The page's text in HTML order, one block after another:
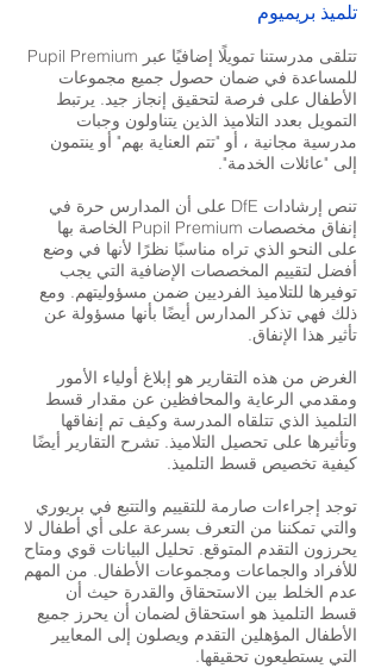
تلميذ بريميوم
تتلقى مدرستنا تمويلًا إضافيًا عبر Pupil Premium
للمساعدة في ضمان حصول جميع مجموعات
الأطفال على فرصة لتحقيق إنجاز جيد. يرتبط
التمويل بعدد التلاميذ الذين يتناولون وجبات
مدرسية مجانية ، أو "تتم العناية بهم" أو ينتمون
إلى "عائلات الخدمة".
تنص إرشادات DfE على أن المدارس حرة في
إنفاق مخصصات Pupil Premium الخاصة بها
على النحو الذي تراه مناسبًا نظرًا لأنها في وضع
أفضل لتقييم المخصصات الإضافية التي يجب
توفيرها للتلاميذ الفرديين ضمن مسؤوليتهم. ومع
ذلك فهي تذكر المدارس أيضًا بأنها مسؤولة عن
تأثير هذا الإنفاق.
الغرض من هذه التقارير هو إبلاغ أولياء الأمور
ومقدمي الرعاية والمحافظين عن مقدار قسط
التلميذ الذي تتلقاه المدرسة وكيف تم إنفاقها
وتأثيرها على تحصيل التلاميذ. تشرح التقارير أيضًا
كيفية تخصيص قسط التلميذ.
توجد إجراءات صارمة للتقييم والتتبع في بريوري
والتي تمكننا من التعرف بسرعة على أي أطفال لا
يحرزون التقدم المتوقع. تحليل البيانات قوي ومتاح
للأفراد والجماعات ومجموعات الأطفال. من المهم
عدم الخلط بين الاستحقاق والقدرة حيث أن
قسط التلميذ هو استحقاق لضمان أن يحرز جميع
الأطفال المؤهلين التقدم ويصلون إلى المعايير
التي يستطيعون تحقيقها.